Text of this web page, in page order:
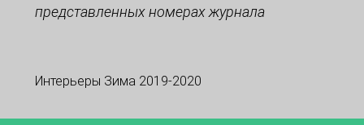
представленных номерах журнала
Интерьеры Зима 2019-2020